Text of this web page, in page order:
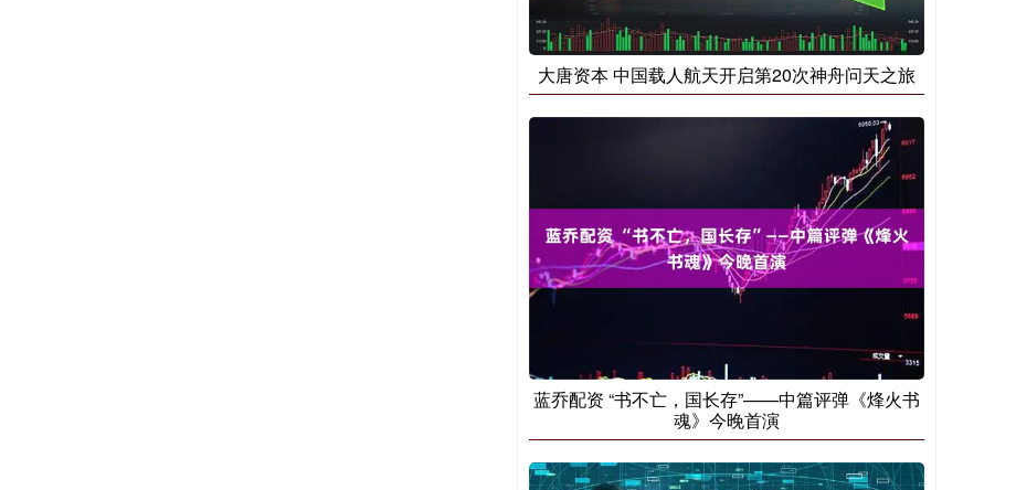
大唐资本 中国载人航天开启第20次神舟问天之旅
蓝乔配资 “书不亡，国长存”——中篇评弹《烽火书
魂》今晚首演